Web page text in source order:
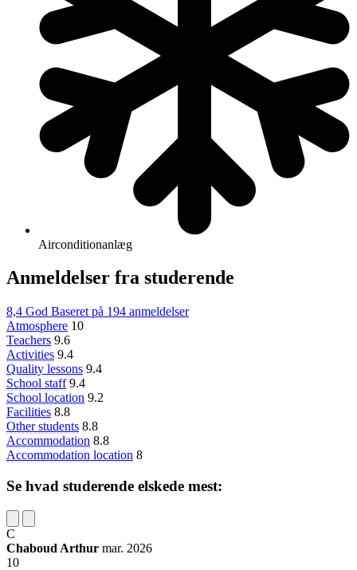
Airconditionanlæg
Anmeldelser fra studerende
8,4 God Baseret på 194 anmeldelser
Atmosphere 10
Teachers 9.6
Activities 9.4
Quality lessons 9.4
School staff 9.4
School location 9.2
Facilities 8.8
Other students 8.8
Accommodation 8.8
Accommodation location 8
Se hvad studerende elskede mest:
C
Chaboud Arthur mar. 2026
10